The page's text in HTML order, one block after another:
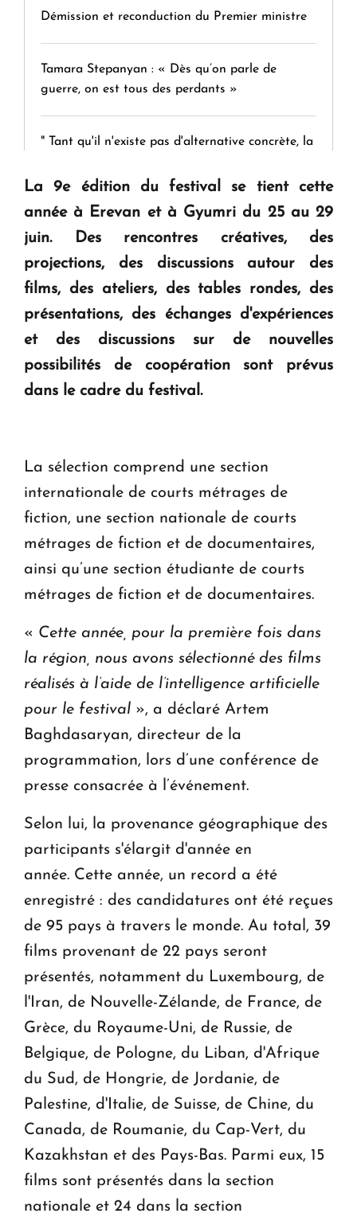
Démission et reconduction du Premier ministre
Tamara Stepanyan : « Dès qu’on parle de
guerre, on est tous des perdants »
" Tant qu'il n'existe pas d'alternative concrète, la
KASA : 30 ans d'audace, de résilience et d'avenir
en Arménie
Le premier hôtel Hyatt Regency d'Arménie
ouvrira ses portes à Dilijan
La 9e édition du festival se tient cette
année à Erevan et à Gyumri du 25 au 29
juin.
Des rencontres créatives, des
projections, des discussions autour des
films, des ateliers, des tables rondes, des
présentations, des échanges d'expériences
et des discussions sur de nouvelles
possibilités de coopération sont prévus
dans le cadre du festival.
La sélection comprend une section
internationale de courts métrages de
fiction, une section nationale de courts
métrages de fiction et de documentaires,
ainsi qu’une section étudiante de courts
métrages de fiction et de documentaires.
« Cette année, pour la première fois dans
la région, nous avons sélectionné des films
réalisés à l’aide de l’intelligence artificielle
pour le festival », a déclaré Artem
Baghdasaryan, directeur de la
programmation, lors d’une conférence de
presse consacrée à l’événement.
Selon lui, la provenance géographique des
participants s'élargit d'année en
année. Cette année, un record a été
enregistré : des candidatures ont été reçues
de 95 pays à travers le monde. Au total, 39
films provenant de 22 pays seront
présentés, notamment du Luxembourg, de
l'Iran, de Nouvelle-Zélande, de France, de
Grèce, du Royaume-Uni, de Russie, de
Belgique, de Pologne, du Liban, d'Afrique
du Sud, de Hongrie, de Jordanie, de
Palestine, d'Italie, de Suisse, de Chine, du
Canada, de Roumanie, du Cap-Vert, du
Kazakhstan et des Pays-Bas. Parmi eux, 15
films sont présentés dans la section
nationale et 24 dans la section